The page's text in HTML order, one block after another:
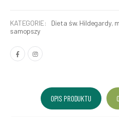
KATEGORIE: Dieta św. Hildegardy,
samopszy
OPIS PRODUKTU